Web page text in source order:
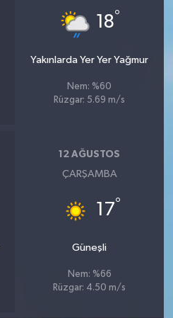
18°
Yakınlarda Yer Yer Yağmur
Nem: %60
Rüzgar: 5.69 m/s
12 AĞUSTOS
ÇARŞAMBA
17°
Güneşli
Nem: %66
Rüzgar: 4.50 m/s